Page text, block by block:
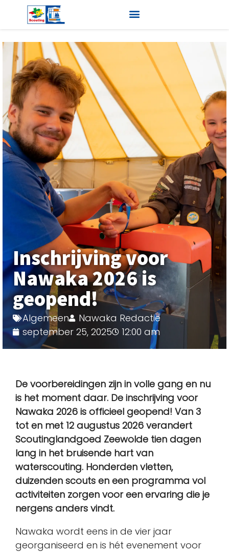
Inschrijving voor
Nawaka 2026 is
geopend!
Algemeen
Nawaka Redactie
september 25, 2025
12:00 am
De voorbereidingen zijn in volle gang en nu
is het moment daar. De inschrijving voor
Nawaka 2026 is officieel geopend! Van 3
tot en met 12 augustus 2026 verandert
Scoutinglandgoed Zeewolde tien dagen
lang in het bruisende hart van
waterscouting. Honderden vletten,
duizenden scouts en een programma vol
activiteiten zorgen voor een ervaring die je
nergens anders vindt.
Nawaka wordt eens in de vier jaar
georganiseerd en is hét evenement voor